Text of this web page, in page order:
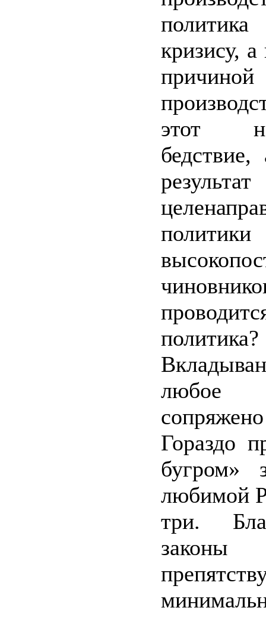
кризису,
этот
результат
любое
Гораздо
бугром»
любимой
три.